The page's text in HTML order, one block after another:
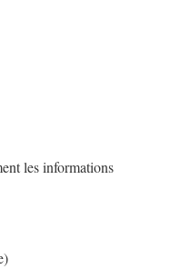
les informations